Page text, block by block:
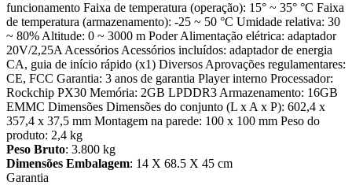
funcionamento Faixa de temperatura (operação): 15° ~ 35° °C Faixa
de temperatura (armazenamento): -25 ~ 50 °C Umidade relativa: 30
~ 80% Altitude: 0 ~ 3000 m Poder Alimentação elétrica: adaptador
20V/2,25A Acessórios Acessórios incluídos: adaptador de energia
CA, guia de início rápido (x1) Diversos Aprovações regulamentares:
CE, FCC Garantia: 3 anos de garantia Player interno Processador:
Rockchip PX30 Memória: 2GB LPDDR3 Armazenamento: 16GB
EMMC Dimensões Dimensões do conjunto (L x A x P): 602,4 x
357,4 x 37,5 mm Montagem na parede: 100 x 100 mm Peso do
produto: 2,4 kg
Peso Bruto: 3.800 kg
Dimensões Embalagem: 14 X 68.5 X 45 cm
Garantia